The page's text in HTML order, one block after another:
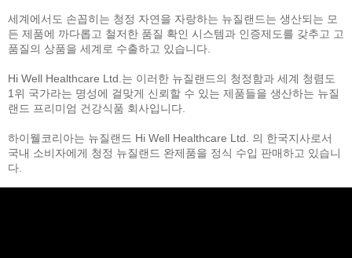
세계에서도 손꼽히는 청정 자연을 자랑하는 뉴질랜드는 생산되는 모
든 제품에 까다롭고 철저한 품질 확인 시스템과 인증제도를 갖추고 고
품질의 상품을 세계로 수출하고 있습니다.
Hi Well Healthcare Ltd.는 이러한 뉴질랜드의 청정함과 세계 청렴도
1위 국가라는 명성에 걸맞게 신뢰할 수 있는 제품들을 생산하는 뉴질
랜드 프리미엄 건강식품 회사입니다.
하이웰코리아는 뉴질랜드 Hi Well Healthcare Ltd. 의 한국지사로서
국내 소비자에게 청정 뉴질랜드 완제품을 정식 수입 판매하고 있습니
다.